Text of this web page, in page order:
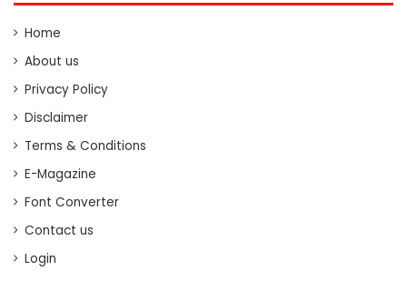
Home
About us
Privacy Policy
Disclaimer
Terms & Conditions
E-Magazine
Font Converter
Contact us
Login